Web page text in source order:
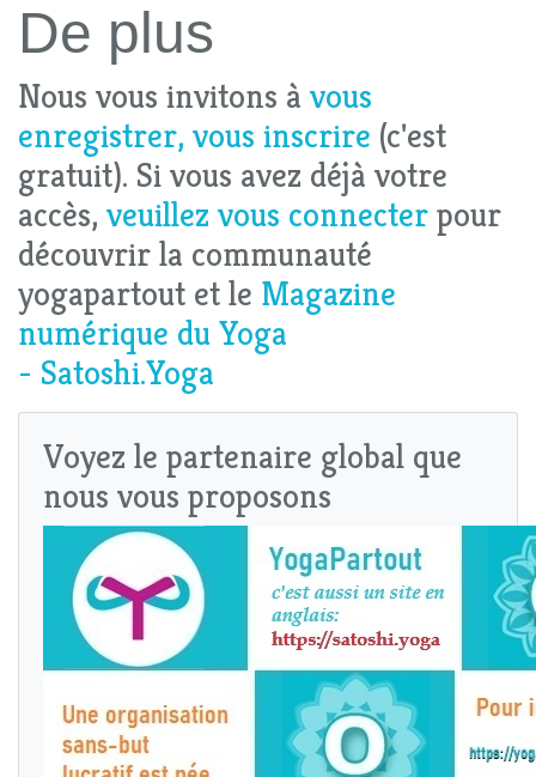
De plus
Nous vous invitons à vous
enregistrer, vous inscrire (c'est
gratuit). Si vous avez déjà votre
accès, veuillez vous connecter pour
découvrir la communauté
yogapartout et le Magazine
numérique du Yoga
- Satoshi.Yoga
Voyez le partenaire global que
nous vous proposons